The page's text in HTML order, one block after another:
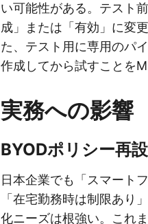
い可能性がある。テスト
成」または「有効」に変
た、テスト用に専用のパ
作成してから試すことを
実務への影響
BYODポリシー再
日本企業でも「スマート
「在宅勤務時は制限あり
化ニーズは根強い。これ